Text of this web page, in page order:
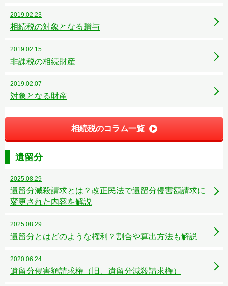
2019.02.23
相続税の対象となる贈与
2019.02.15
非課税の相続財産
2019.02.07
対象となる財産
相続税のコラム一覧
遺留分
2025.08.29
遺留分減殺請求とは？改正民法で遺留分侵害額請求に
変更された内容を解説
2025.08.29
遺留分とはどのような権利？割合や算出方法も解説
2020.06.24
遺留分侵害額請求権（旧、遺留分減殺請求権）